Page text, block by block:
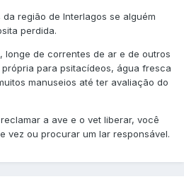
região de Interlagos se alguém
perdida.
longe de correntes de ar e de outros
para psitacídeos, água fresca
manuseios até ter avaliação do
a ave e o vet liberar, você
vez ou procurar um lar responsável.